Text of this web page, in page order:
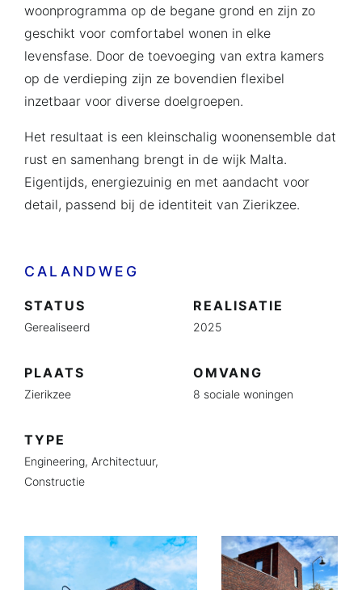
woonprogramma op de begane grond en zijn zo
geschikt voor comfortabel wonen in elke
levensfase. Door de toevoeging van extra kamers
op de verdieping zijn ze bovendien flexibel
inzetbaar voor diverse doelgroepen.
Het resultaat is een kleinschalig woonensemble dat
rust en samenhang brengt in de wijk Malta.
Eigentijds, energiezuinig en met aandacht voor
detail, passend bij de identiteit van Zierikzee.
CALANDWEG
STATUS
Gerealiseerd
REALISATIE
2025
PLAATS
Zierikzee
OMVANG
8 sociale woningen
TYPE
Engineering, Architectuur,
Constructie